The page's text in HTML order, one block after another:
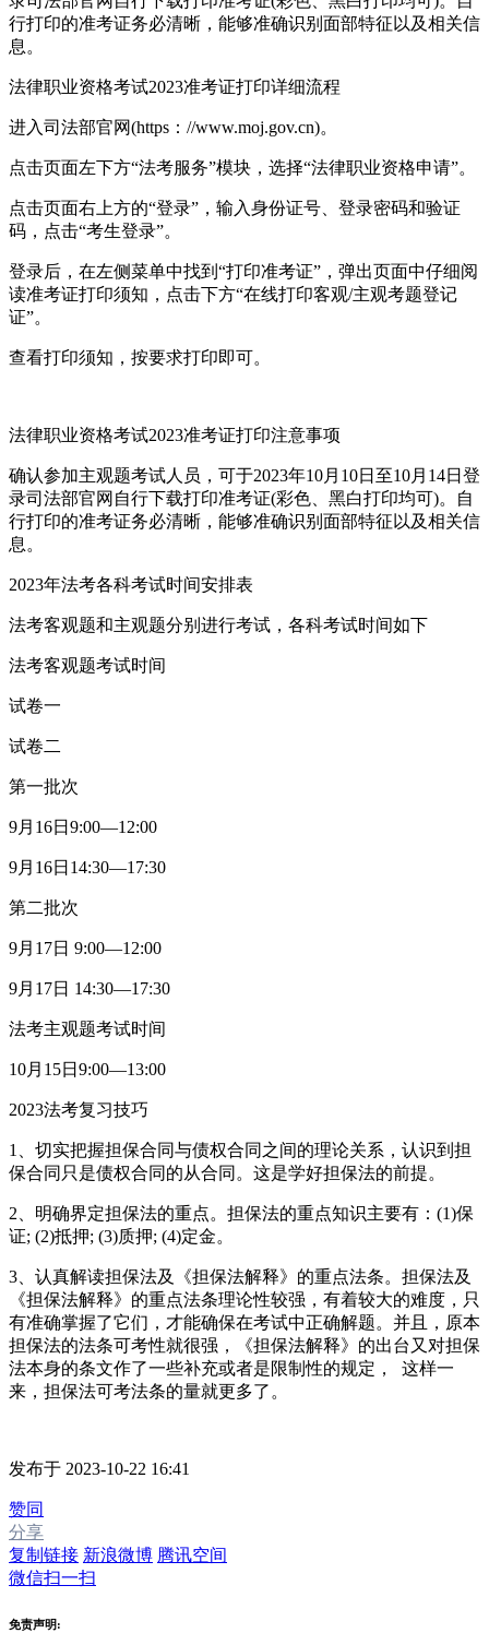
行打印的准考证务必清晰，能够准确识别面部特征以及相关信
息。
法律职业资格考试2023准考证打印详细流程
进入司法部官网(https：//www.moj.gov.cn)。
点击页面左下方“法考服务”模块，选择“法律职业资格申请”。
点击页面右上方的“登录”，输入身份证号、登录密码和验证
码，点击“考生登录”。
登录后，在左侧菜单中找到“打印准考证”，弹出页面中仔细阅
读准考证打印须知，点击下方“在线打印客观/主观考题登记
证”。
查看打印须知，按要求打印即可。
法律职业资格考试2023准考证打印注意事项
确认参加主观题考试人员，可于2023年10月10日至10月14日登
录司法部官网自行下载打印准考证(彩色、黑白打印均可)。自
行打印的准考证务必清晰，能够准确识别面部特征以及相关信
息。
2023年法考各科考试时间安排表
法考客观题和主观题分别进行考试，各科考试时间如下
法考客观题考试时间
试卷一
试卷二
第一批次
9月16日9:00—12:00
9月16日14:30—17:30
第二批次
9月17日 9:00—12:00
9月17日 14:30—17:30
法考主观题考试时间
10月15日9:00—13:00
2023法考复习技巧
1、切实把握担保合同与债权合同之间的理论关系，认识到担
保合同只是债权合同的从合同。这是学好担保法的前提。
2、明确界定担保法的重点。担保法的重点知识主要有：(1)保
证; (2)抵押; (3)质押; (4)定金。
3、认真解读担保法及《担保法解释》的重点法条。担保法及
《担保法解释》的重点法条理论性较强，有着较大的难度，只
有准确掌握了它们，才能确保在考试中正确解题。并且，原本
担保法的法条可考性就很强，《担保法解释》的出台又对担保
法本身的条文作了一些补充或者是限制性的规定， 这样一
来，担保法可考法条的量就更多了。
发布于 2023-10-22 16:41
赞同
分享
复制链接 新浪微博 腾讯空间
微信扫一扫
免责声明: